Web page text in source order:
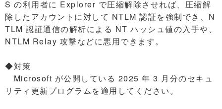
S の利用者に Explorer で圧縮解除させれば、圧縮解
除したアカウントに対して NTLM 認証を強制でき、N
TLM 認証通信の解析による NT ハッシュ値の入手や、
NTLM Relay 攻撃などに悪用できます。
◆対策
Microsoft が公開している 2025 年 3 月分のセキュ
リティ更新プログラムを適用してください。